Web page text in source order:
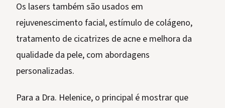
Os lasers também são usados em
rejuvenescimento facial, estímulo de colágeno,
tratamento de cicatrizes de acne e melhora da
qualidade da pele, com abordagens
personalizadas.
Para a Dra. Helenice, o principal é mostrar que